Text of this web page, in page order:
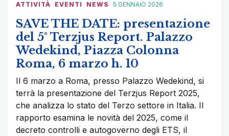
ATTIVITÀ EVENTI NEWS 5 GENNAIO 2026
SAVE THE DATE: presentazione
del 5° Terzjus Report. Palazzo
Wedekind, Piazza Colonna
Roma, 6 marzo h. 10
Il 6 marzo a Roma, presso Palazzo Wedekind, si
terrà la presentazione del Terzjus Report 2025,
che analizza lo stato del Terzo settore in Italia. Il
rapporto esamina le novità del 2025, come il
decreto controlli e autogoverno degli ETS, il